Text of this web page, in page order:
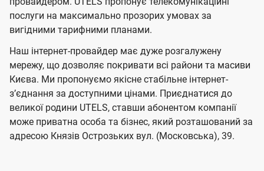
ї
U
t
e
l
s
ч
е
н
н
я
ч
н
н
я
послуги на максимально прозорих умовах за
вигідними тарифними планами.
Наш інтернет-провайдер має дуже розгалужену
мережу, що дозволяє покривати всі райони та масиви
Києва. Ми пропонуємо якісне стабільне інтернет-
зʼєднання за доступними цінами. Приєднатися до
великої родини UTELS, ставши абонентом компанії
може приватна особа та бізнес, який розташований за
адресою Князів Острозьких вул. (Московська), 39.